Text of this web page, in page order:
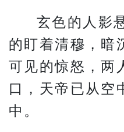
玄色的人影
的盯着清穆，暗
可见的惊怒，两
口，天帝已从空
中。